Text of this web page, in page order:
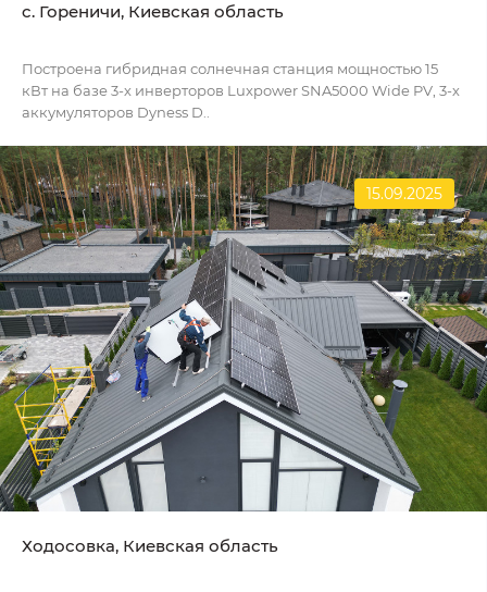
c. Гореничи, Киевская область
Построена гибридная солнечная станция мощностью 15
кВт на базе 3-х инверторов Luxpower SNA5000 Wide PV, 3-х
аккумуляторов Dyness D..
15.09.2025
Ходосовка, Киевская область